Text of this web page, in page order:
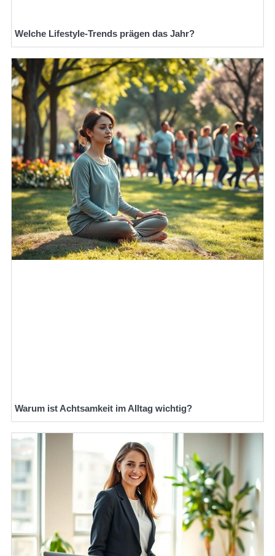
Welche Lifestyle-Trends prägen das Jahr?
Warum ist Achtsamkeit im Alltag wichtig?